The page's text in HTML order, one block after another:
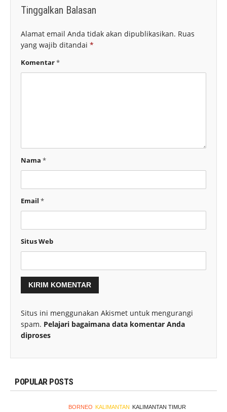
Tinggalkan Balasan
Alamat email Anda tidak akan dipublikasikan. Ruas
yang wajib ditandai *
Komentar*
Nama *
Email *
Situs Web
Situs ini menggunakan Akismet untuk mengurangi
spam. Pelajari bagaimana data komentar Anda
diproses
POPULAR POSTS
BORNEO KALIMANTAN KALIMANTAN TIMUR